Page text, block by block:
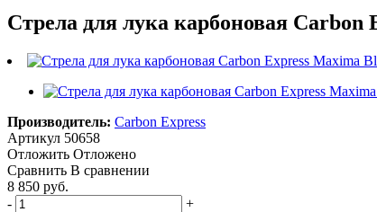
Стрела для лука карбоновая
Производитель: Carbon Express
Артикул 50658
Отложить Отложено
Сравнить В сравнении
8 850 руб.
-
+